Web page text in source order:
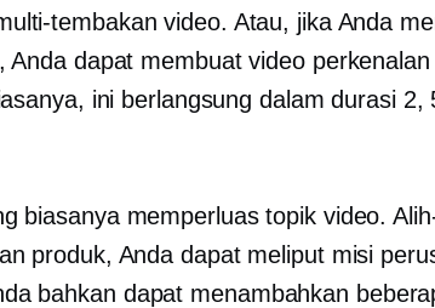
tembakan video. Atau, jika Anda
Anda dapat membuat video
ini berlangsung dalam durasi 2,
biasanya memperluas topik video.
produk, Anda dapat meliput misi
bahkan dapat menambahkan